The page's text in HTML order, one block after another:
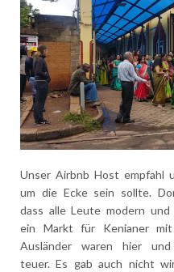
Unser Airbnb Host empfahl
um die Ecke sein sollte.
dass alle Leute modern
ein Markt für Kenianer
Ausländer waren hier
teuer. Es gab auch nicht